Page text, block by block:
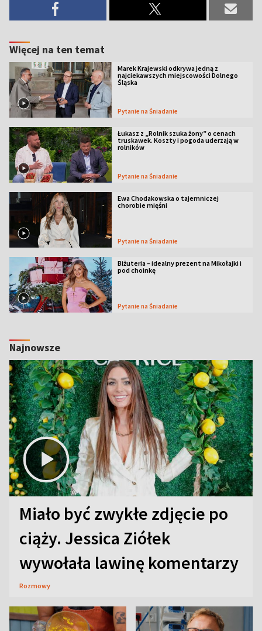
Więcej na ten temat
Marek Krajewski odkrywa jedną z
najciekawszych miejscowości Dolnego
Śląska
Pytanie na Śniadanie
Łukasz z „Rolnik szuka żony” o cenach
truskawek. Koszty i pogoda uderzają w
rolników
Pytanie na Śniadanie
Ewa Chodakowska o tajemniczej
chorobie mięśni
Pytanie na Śniadanie
Biżuteria – idealny prezent na Mikołajki i
pod choinkę
Pytanie na Śniadanie
Najnowsze
Miało być zwykłe zdjęcie po
ciąży. Jessica Ziółek
wywołała lawinę komentarzy
Rozmowy